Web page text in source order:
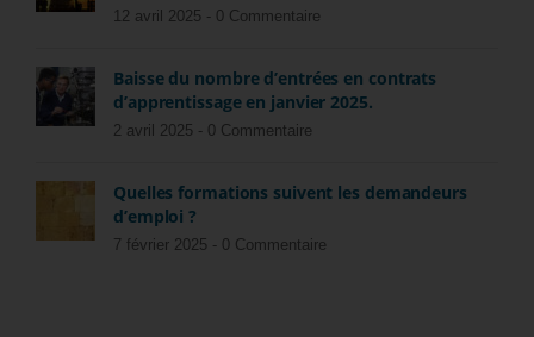
12 avril 2025 - 0 Commentaire
Baisse du nombre d’entrées en contrats
d’apprentissage en janvier 2025.
2 avril 2025 - 0 Commentaire
Quelles formations suivent les demandeurs
d’emploi ?
7 février 2025 - 0 Commentaire